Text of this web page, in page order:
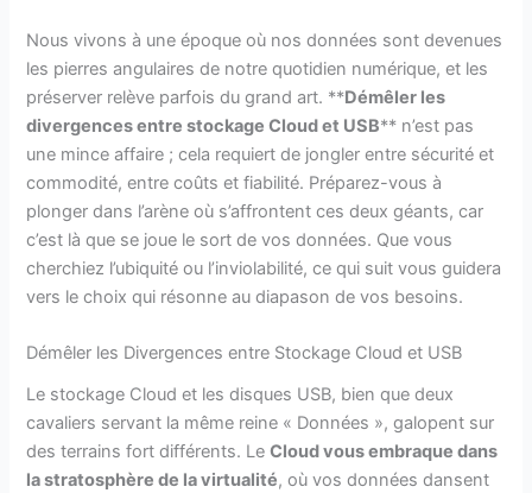
Nous vivons à une époque où nos données sont devenues
les pierres angulaires de notre quotidien numérique, et les
préserver relève parfois du grand art. **Démêler les
divergences entre stockage Cloud et USB** n’est pas
une mince affaire ; cela requiert de jongler entre sécurité et
commodité, entre coûts et fiabilité. Préparez-vous à
plonger dans l’arène où s’affrontent ces deux géants, car
c’est là que se joue le sort de vos données. Que vous
cherchiez l’ubiquité ou l’inviolabilité, ce qui suit vous guidera
vers le choix qui résonne au diapason de vos besoins.
Démêler les Divergences entre Stockage Cloud et USB
Le stockage Cloud et les disques USB, bien que deux
cavaliers servant la même reine « Données », galopent sur
des terrains fort différents. LeCloud vous embraque dans
la stratosphère de la virtualité, où vos données dansent